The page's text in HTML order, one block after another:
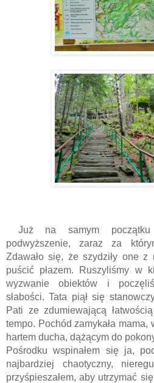
podwyższenie, zaraz za
Zdawało się, że szydziły one z
puścić płazem. Ruszyliśmy w
wyzwanie obiektów i
słabości. Tata piął się
Pati ze zdumiewającą
tempo. Pochód zamykała mama,
hartem ducha, dążącym do
Pośrodku wspinałem się ja,
najbardziej chaotyczny,
przyśpieszałem, aby utrzymać